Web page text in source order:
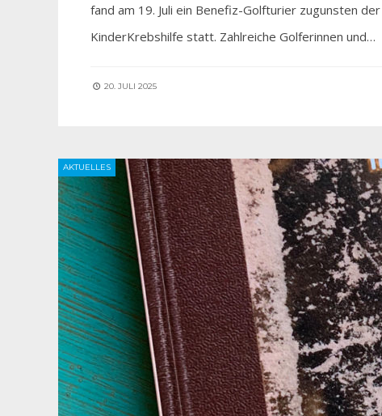
fand am 19. Juli ein Benefiz-Golfturier zugunsten
KinderKrebshilfe statt. Zahlreiche Golferinnen und…
20. JULI 2025
AKTUELLES